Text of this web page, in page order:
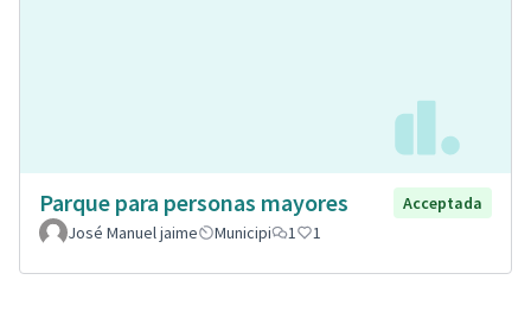
Parque para personas mayores
Acceptada
José Manuel jaime
Municipi 1 1